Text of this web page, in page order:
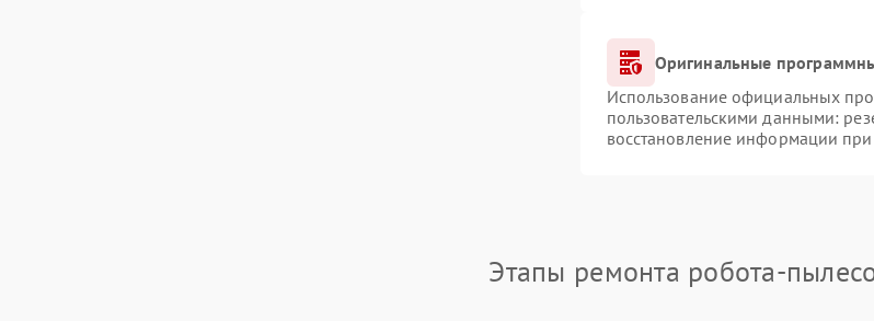
Оригинальные
Использование официальных
пользовательскими данными:
восстановление информации
Этапы ремонта робота-